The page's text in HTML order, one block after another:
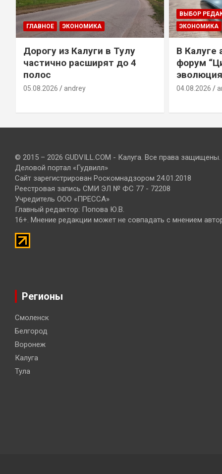
ГЛАВНОЕ ЭКОНОМИКА
Дорогу из Калуги в Тулу
частично расширят до 4
полос
05.08.2026 andrey
ВЫБОР
ЭКОНОМИКА
В Калуге
форум
04.08.2026
© 2015 – 2026 GUDVILL.COM - Калуга. Все права защищены.
Деловой портал «Гудвилл»
Сайт зарегистрирован Роскомнадзором 24.01.2018
Реестровая запись СМИ ЭЛ № ФС 77 - 72208
Учредитель ООО «ПРЕССА»
Главный редактор: Попова Ю.В.
16+. Мнение редакции может не совпадать с мнением
Регионы
Смоленск
Белгород
Воронеж
Калуга
Тула